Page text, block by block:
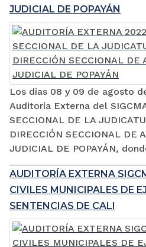
JUDICIAL DE POPAYÁN
Los días 08 y 09 de agosto
Auditoría Externa del
SECCIONAL DE LA
DIRECCIÓN SECCIONAL DE
JUDICIAL DE POPAYÁN,
AUDITORÍA EXTERNA
CIVILES MUNICIPALES DE
SENTENCIAS DE CALI